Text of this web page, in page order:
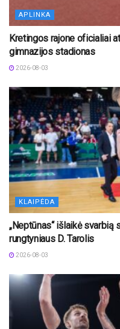
APLINKA
Kretingos rajone oficialiai
gimnazijos stadionas
2026-08-03
KLAIPĖDA
„Neptūnas“ išlaikė
rungtyniaus D. Tarolis
2026-08-03